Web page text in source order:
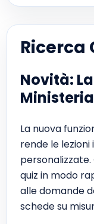
Ricerca
Novità:
La nuova
rende le
quiz in modo
alle domande
schede su